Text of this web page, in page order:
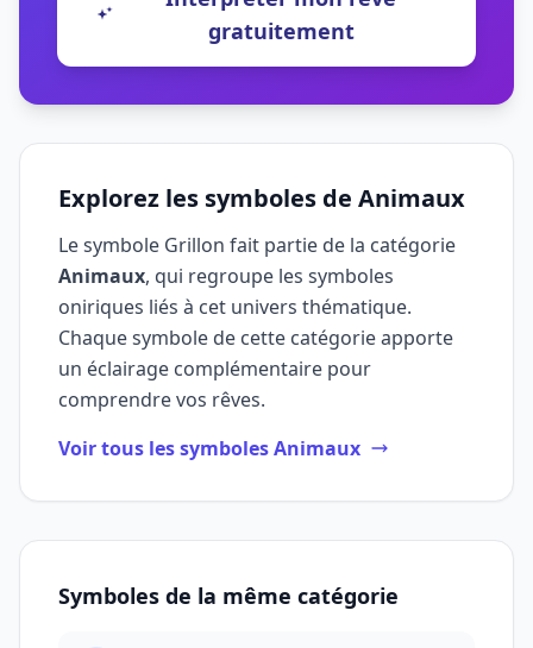
gratuitement
Explorez les symboles de Animaux
Le symbole Grillon fait partie de la catégorie
Animaux, qui regroupe les symboles
oniriques liés à cet univers thématique.
Chaque symbole de cette catégorie apporte
un éclairage complémentaire pour
comprendre vos rêves.
Voir tous les symboles Animaux
Symboles de la même catégorie